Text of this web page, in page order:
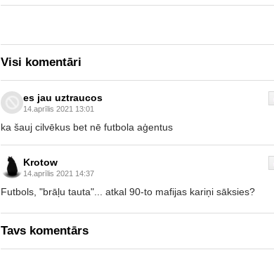
Visi komentāri
es jau uztraucos
14.aprīlis 2021 13:01
ka šauj cilvēkus bet nē futbola aģentus
Krotow
14.aprīlis 2021 14:37
Futbols, "brāļu tauta"... atkal 90-to mafijas kariņi sāksies?
Tavs komentārs